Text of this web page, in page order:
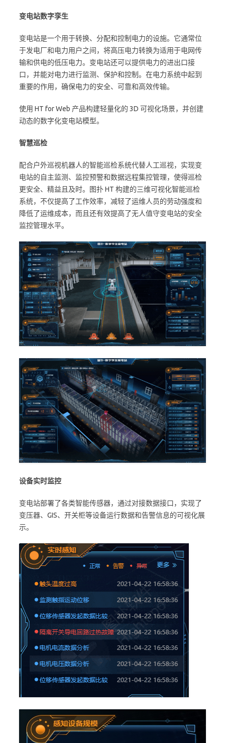
变电站数字孪生
变电站是一个用于转换、分配和控制电力的设施。它通常位
于发电厂和电力用户之间，将高压电力转换为适用于电网传
输和供电的低压电力。变电站还可以提供电力的进出口接
口，并能对电力进行监测、保护和控制。在电力系统中起到
重要的作用，确保电力的安全、可靠和高效传输。
使用 HT for Web 产品构建轻量化的 3D 可视化场景，并创建
动态的数字化变电站模型。
智慧巡检
配合户外巡视机器人的智能巡检系统代替人工巡视，实现变
电站的自主监测、监控预警和数据远程集控管理，使得巡检
更安全、精益且及时。图扑 HT 构建的三维可视化智能巡检
系统，不仅提高了工作效率，减轻了运维人员的劳动强度和
降低了运维成本，而且还有效提高了无人值守变电站的安全
监控管理水平。
设备实时监控
变电站部署了各类智能传感器，通过对接数据接口，实现了
变压器、GIS、开关柜等设备运行数据和告警信息的可视化展
示。